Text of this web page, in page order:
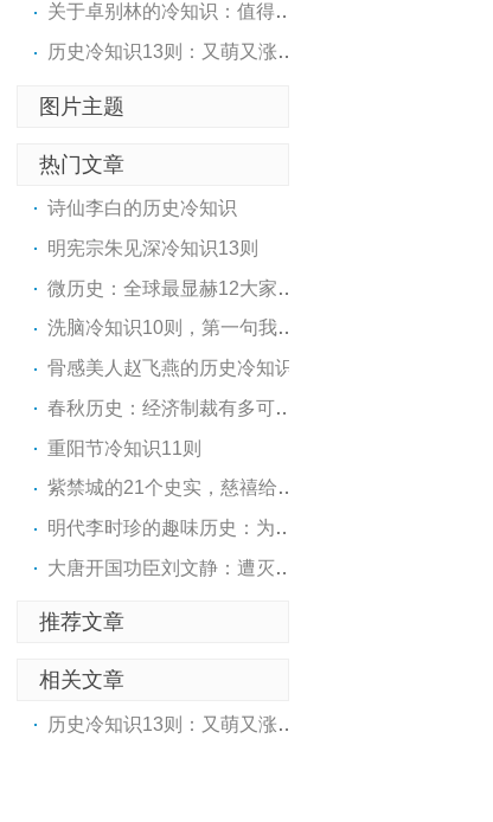
关于卓别林的冷知识：值得一..
历史冷知识13则：又萌又涨姿势
图片主题
热门文章
诗仙李白的历史冷知识
明宪宗朱见深冷知识13则
微历史：全球最显赫12大家族..
洗脑冷知识10则，第一句我就..
骨感美人赵飞燕的历史冷知识
春秋历史：经济制裁有多可怕！
重阳节冷知识11则
紫禁城的21个史实，慈禧给光..
明代李时珍的趣味历史：为给..
大唐开国功臣刘文静：遭灭族..
推荐文章
相关文章
历史冷知识13则：又萌又涨姿势